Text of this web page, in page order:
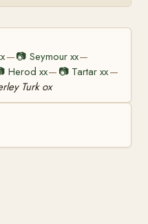
—📷 Seymour xx—
Herod xx— 📷 Tartar xx—
Turk ox